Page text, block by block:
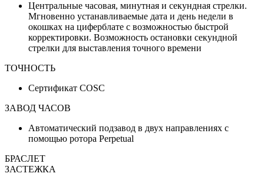
Центральные часовая, минутная и секундная стрелки.
Мгновенно устанавливаемые дата и день недели в
окошках на циферблате с возможностью быстрой
корректировки. Возможность остановки секундной
стрелки для выставления точного времени
ТОЧНОСТЬ
Сертификат COSC
ЗАВОД ЧАСОВ
Автоматический подзавод в двух направлениях с
помощью ротора Perpetual
БРАСЛЕТ
ЗАСТЕЖКА